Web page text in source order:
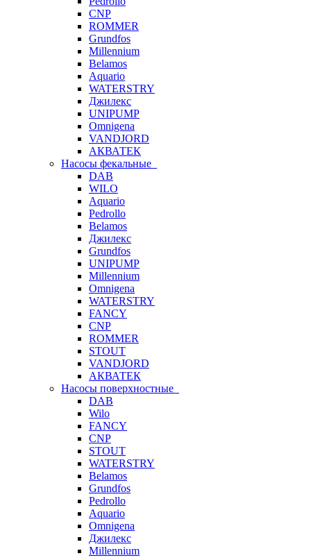
CNP
ROMMER
Grundfos
Millennium
Belamos
Aquario
WATERSTRY
Джилекс
UNIPUMP
Omnigena
VANDJORD
АКВАТЕК
Насосы фекальные
DAB
WILO
Aquario
Pedrollo
Belamos
Джилекс
Grundfos
UNIPUMP
Millennium
Omnigena
WATERSTRY
FANCY
CNP
ROMMER
STOUT
VANDJORD
АКВАТЕК
Насосы поверхностные
DAB
Wilo
FANCY
CNP
STOUT
WATERSTRY
Belamos
Grundfos
Pedrollo
Aquario
Omnigena
Джилекс
Millennium